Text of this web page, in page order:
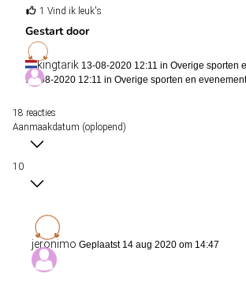
1 Vind ik leuk's
Gestart door
kingtarik 13-08-2020 12:11 in Overige sporten
13-08-2020 12:11 in Overige sporten en
18 reacties
Aanmaakdatum (oplopend)
10
jeronimo Geplaatst 14 aug 2020 om 14:47